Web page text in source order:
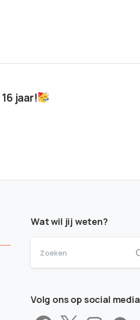
jaar!
Wat wil jij weten?
Volg ons op social media